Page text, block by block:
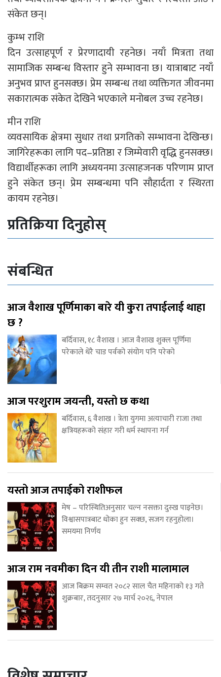
संकेत छन्।
कुम्भ राशि
दिन उत्साहपूर्ण र प्रेरणादायी रहनेछ। नयाँ मित्रता तथा
सामाजिक सम्बन्ध विस्तार हुने सम्भावना छ। यात्राबाट नयाँ
अनुभव प्राप्त हुनसक्छ। प्रेम सम्बन्ध तथा व्यक्तिगत जीवनमा
सकारात्मक संकेत देखिने भएकाले मनोबल उच्च रहनेछ।
मीन राशि
व्यवसायिक क्षेत्रमा सुधार तथा प्रगतिको सम्भावना देखिन्छ।
जागिरेहरूका लागि पद–प्रतिष्ठा र जिम्मेवारी वृद्धि हुनसक्छ।
विद्यार्थीहरूका लागि अध्ययनमा उत्साहजनक परिणाम प्राप्त
हुने संकेत छन्। प्रेम सम्बन्धमा पनि सौहार्दता र स्थिरता
कायम रहनेछ।
प्रतिक्रिया दिनुहोस्
संबन्धित
आज वैशाख पूर्णिमाका बारे यी कुरा तपाईलाई थाहा
छ ?
बर्दिवास, १८ वैशाख । आज वैशाख शुक्ल पूर्णिमा
परेकाले धेरै चाड पर्वको संयोग पनि परेको
आज परशुराम जयन्ती, यस्तो छ कथा
बर्दिवास, ६ वैशाख । त्रेता युगमा अत्याचारी राजा तथा
क्षत्रियहरूको संहार गरी धर्म स्थापना गर्न
यस्तो आज तपाईको राशीफल
मेष – परिस्थितिअनुसार चल्न नसक्ता दुस्ख पाइनेछ।
विश्वासपात्रबाट धोका हुन सक्छ, सजग रहनुहोला।
समयमा निर्णय
आज राम नवमीका दिन यी तीन राशी मालामाल
आज बिक्रम सम्वत २०८२ साल चैत महिनाको १३ गते
शुक्रबार, तदनुसार २७ मार्च २०२६, नेपाल